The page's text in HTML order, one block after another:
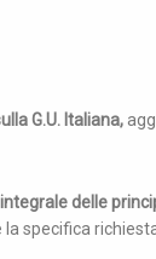
G.U. Italiana,
delle
la specifica